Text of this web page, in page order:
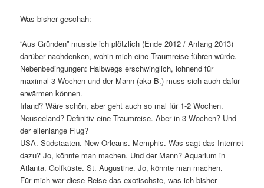
Was bisher geschah:
“Aus Gründen” musste ich plötzlich (Ende 2012 / Anfang 2013)
darüber nachdenken, wohin mich eine Traumreise führen würde.
Nebenbedingungen: Halbwegs erschwinglich, lohnend für
maximal 3 Wochen und der Mann (aka B.) muss sich auch dafür
erwärmen können.
Irland? Wäre schön, aber geht auch so mal für 1-2 Wochen.
Neuseeland? Definitiv eine Traumreise. Aber in 3 Wochen? Und
der ellenlange Flug?
USA. Südstaaten. New Orleans. Memphis. Was sagt das Internet
dazu? Jo, könnte man machen. Und der Mann? Aquarium in
Atlanta. Golfküste. St. Augustine. Jo, könnte man machen.
Für mich war diese Reise das exotischste, was ich bisher